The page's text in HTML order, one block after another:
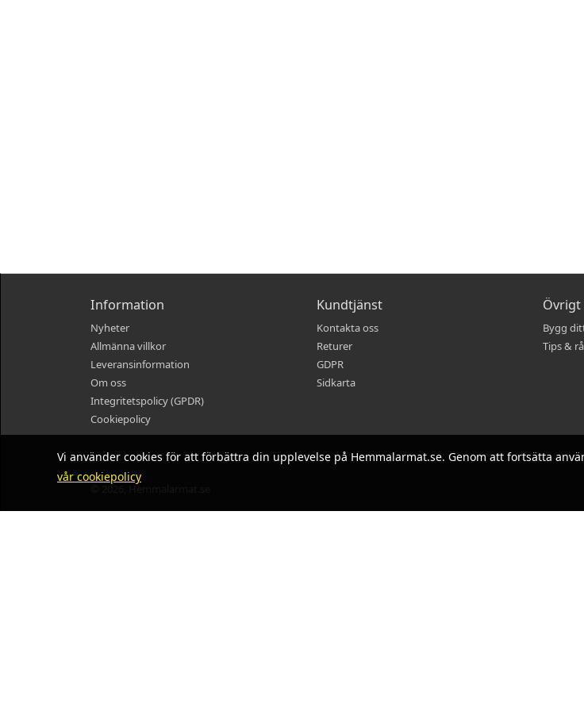
Vi använder cookies för att förbättra din upplevelse på Hemmalarmat.se. Genom att fortsätta
vår cookiepolicy
Information
Nyheter
Allmänna villkor
Leveransinformation
Om oss
Integritetspolicy (GPDR)
Cookiepolicy
Kundtjänst
Kontakta oss
Returer
GDPR
Sidkarta
Övrigt
Bygg
Tips &
© 2026, Hemmalarmat.se